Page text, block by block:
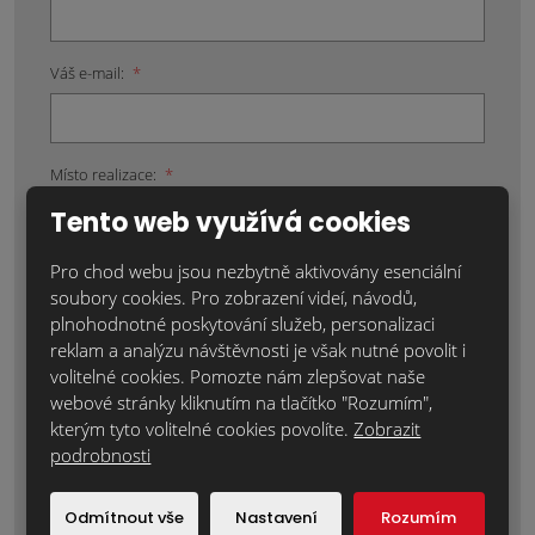
Váš e-mail: *
Místo realizace: *
Položky označené hvězdičkou (*) jsou povinné.
Souhlasím se zpracovánímosobních údajů.
Text zprávy *
Tento web využívá cookies
Pro chod webu jsou nezbytně aktivovány esenciální
soubory cookies. Pro zobrazení videí, návodů,
plnohodnotné poskytování služeb, personalizaci
reklam a analýzu návštěvnosti je však nutné povolit i
volitelné cookies. Pomozte nám zlepšovat naše
webové stránky kliknutím na tlačítko "Rozumím",
kterým tyto volitelné cookies povolíte. Zobrazit
podrobnosti
Odmítnout vše Nastavení Rozumím